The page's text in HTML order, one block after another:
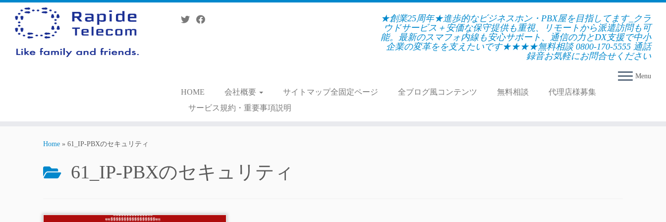
Skip
content
★創業25周年★進歩的なビジネスホン・PBX屋を目指してます_クラ
ウドサービス＋安価な保守提供も重視、リモートから派遣訪問も可
能。最新のスマフォ内線も安心サポート、通信の力とDX支援で中小
企業の変革をを支えたいです★★★★無料相談 0800-170-5555 通話
録音お気軽にお問合せください
Menu
HOME 会社概要 サイトマップ全固定ページ 全ブログ風コンテンツ 無料相談
代理店様募集
サービス規約・重要事項説明
Home » 61_IP-PBXのセキュリティ
61_IP-PBXのセキュリティ